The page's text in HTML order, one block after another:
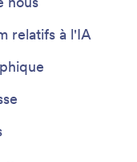
relatifs à l'IA